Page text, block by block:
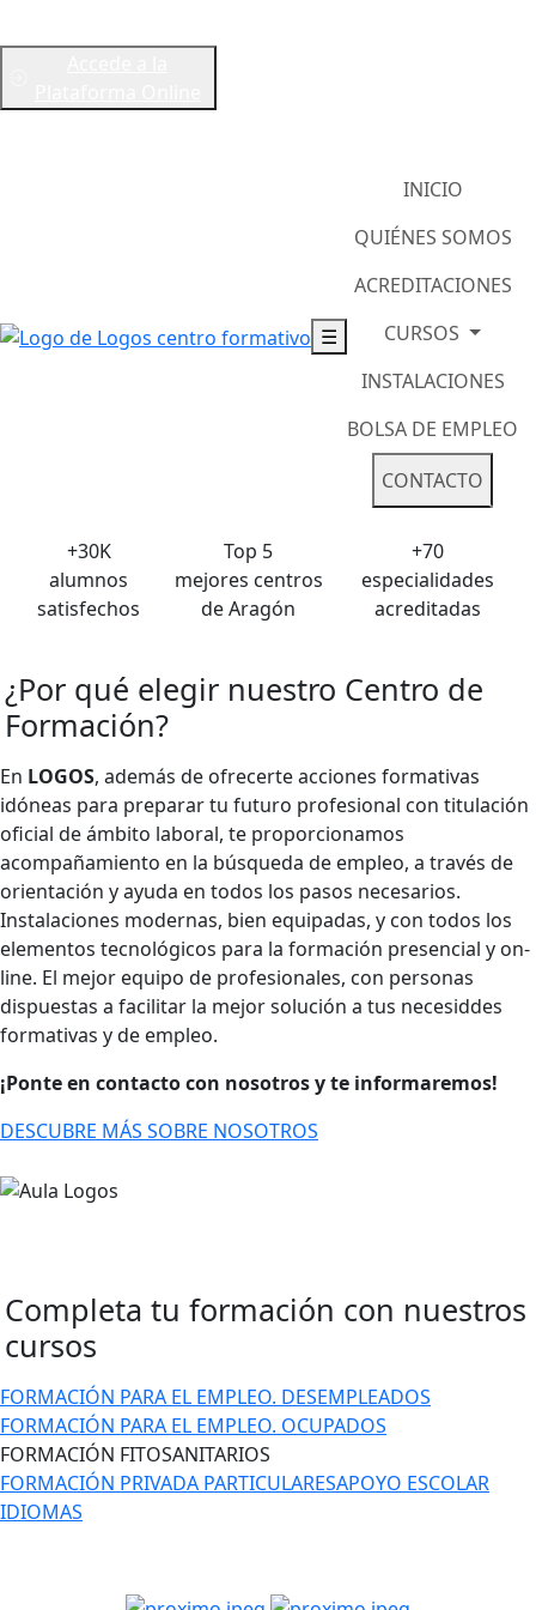
☰
INICIO
QUIÉNES SOMOS
ACREDITACIONES
CURSOS
INSTALACIONES
BOLSA DE EMPLEO
CONTACTO
+30K
alumnos
satisfechos
Top 5
mejores centros
de Aragón
+70
especialidades
acreditadas
¿Por qué elegir nuestro Centro de
Formación?
En LOGOS, además de ofrecerte acciones formativas
idóneas para preparar tu futuro profesional con titulación
oficial de ámbito laboral, te proporcionamos
acompañamiento en la búsqueda de empleo, a través de
orientación y ayuda en todos los pasos necesarios.
Instalaciones modernas, bien equipadas, y con todos los
elementos tecnológicos para la formación presencial y on-
line. El mejor equipo de profesionales, con personas
dispuestas a facilitar la mejor solución a tus necesiddes
formativas y de empleo.
¡Ponte en contacto con nosotros y te informaremos!
DESCUBRE MÁS SOBRE NOSOTROS
Completa tu formación con nuestros
cursos
FORMACIÓN PARA EL EMPLEO. DESEMPLEADOS
FORMACIÓN PARA EL EMPLEO. OCUPADOS
FORMACIÓN FITOSANITARIOS
FORMACIÓN PRIVADA PARTICULARESAPOYO ESCOLAR
IDIOMAS